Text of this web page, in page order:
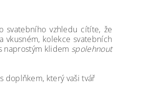
svatebního vzhledu cítíte, že
kolekce svatebních
naprostým klidem spolehnout
doplňkem, který vaši tvář